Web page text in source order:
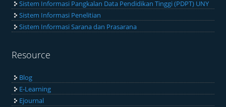
Sistem Informasi Pangkalan Data Pendidikan Tinggi (PDPT) UNY
Sistem Informasi Penelitian
Sistem Informasi Sarana dan Prasarana
Resource
Blog
E-Learning
Ejournal